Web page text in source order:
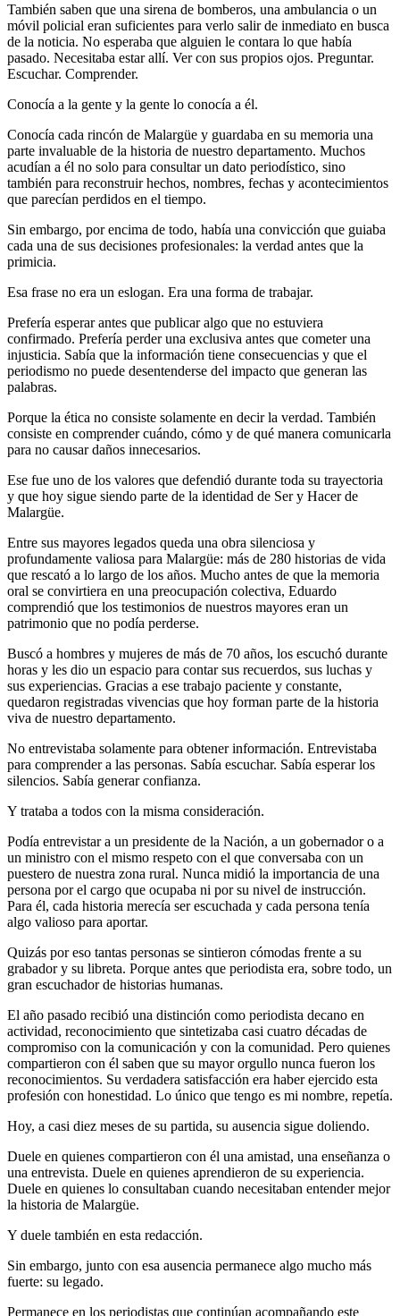
También saben que una sirena de bomberos, una ambulancia o un
móvil policial eran suficientes para verlo salir de inmediato en busca
de la noticia. No esperaba que alguien le contara lo que había
pasado. Necesitaba estar allí. Ver con sus propios ojos. Preguntar.
Escuchar. Comprender.
Conocía a la gente y la gente lo conocía a él.
Conocía cada rincón de Malargüe y guardaba en su memoria una
parte invaluable de la historia de nuestro departamento. Muchos
acudían a él no solo para consultar un dato periodístico, sino
también para reconstruir hechos, nombres, fechas y acontecimientos
que parecían perdidos en el tiempo.
Sin embargo, por encima de todo, había una convicción que guiaba
cada una de sus decisiones profesionales: la verdad antes que la
primicia.
Esa frase no era un eslogan. Era una forma de trabajar.
Prefería esperar antes que publicar algo que no estuviera
confirmado. Prefería perder una exclusiva antes que cometer una
injusticia. Sabía que la información tiene consecuencias y que el
periodismo no puede desentenderse del impacto que generan las
palabras.
Porque la ética no consiste solamente en decir la verdad. También
consiste en comprender cuándo, cómo y de qué manera comunicarla
para no causar daños innecesarios.
Ese fue uno de los valores que defendió durante toda su trayectoria
y que hoy sigue siendo parte de la identidad de Ser y Hacer de
Malargüe.
Entre sus mayores legados queda una obra silenciosa y
profundamente valiosa para Malargüe: más de 280 historias de vida
que rescató a lo largo de los años. Mucho antes de que la memoria
oral se convirtiera en una preocupación colectiva, Eduardo
comprendió que los testimonios de nuestros mayores eran un
patrimonio que no podía perderse.
Buscó a hombres y mujeres de más de 70 años, los escuchó durante
horas y les dio un espacio para contar sus recuerdos, sus luchas y
sus experiencias. Gracias a ese trabajo paciente y constante,
quedaron registradas vivencias que hoy forman parte de la historia
viva de nuestro departamento.
No entrevistaba solamente para obtener información. Entrevistaba
para comprender a las personas. Sabía escuchar. Sabía esperar los
silencios. Sabía generar confianza.
Y trataba a todos con la misma consideración.
Podía entrevistar a un presidente de la Nación, a un gobernador o a
un ministro con el mismo respeto con el que conversaba con un
puestero de nuestra zona rural. Nunca midió la importancia de una
persona por el cargo que ocupaba ni por su nivel de instrucción.
Para él, cada historia merecía ser escuchada y cada persona tenía
algo valioso para aportar.
Quizás por eso tantas personas se sintieron cómodas frente a su
grabador y su libreta. Porque antes que periodista era, sobre todo, un
gran escuchador de historias humanas.
El año pasado recibió una distinción como periodista decano en
actividad, reconocimiento que sintetizaba casi cuatro décadas de
compromiso con la comunicación y con la comunidad. Pero quienes
compartieron con él saben que su mayor orgullo nunca fueron los
reconocimientos. Su verdadera satisfacción era haber ejercido esta
profesión con honestidad. Lo único que tengo es mi nombre, repetía.
Hoy, a casi diez meses de su partida, su ausencia sigue doliendo.
Duele en quienes compartieron con él una amistad, una enseñanza o
una entrevista. Duele en quienes aprendieron de su experiencia.
Duele en quienes lo consultaban cuando necesitaban entender mejor
la historia de Malargüe.
Y duele también en esta redacción.
Sin embargo, junto con esa ausencia permanece algo mucho más
fuerte: su legado.
Permanece en los periodistas que continúan acompañando este